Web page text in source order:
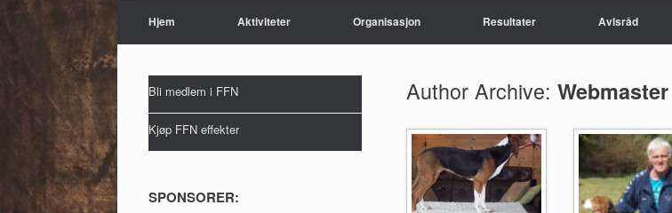
Hjem Aktiviteter Organisasjon Resultater Avlsråd
Author Archive:Webmaster
Bli medlem i FFN
Kjøp FFN effekter
SPONSORER: